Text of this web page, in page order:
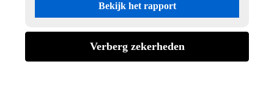
Bekijk het rapport
Verberg zekerheden